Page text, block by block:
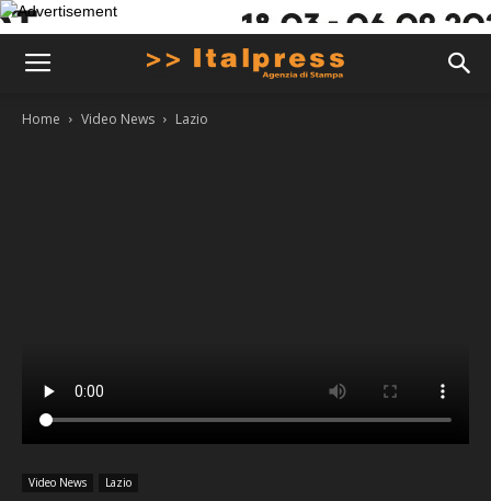
Home Video News Lazio
Video News Lazio